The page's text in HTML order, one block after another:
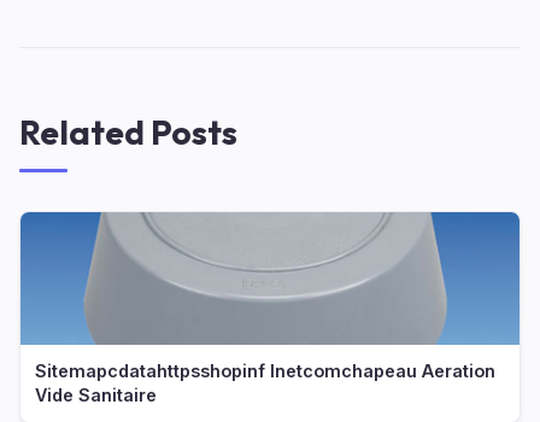
Related Posts
Sitemapcdatahttpsshopinf Inetcomchapeau Aeration
Vide Sanitaire